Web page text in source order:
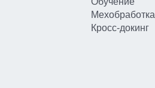
Мехобработка
Кросс-докинг